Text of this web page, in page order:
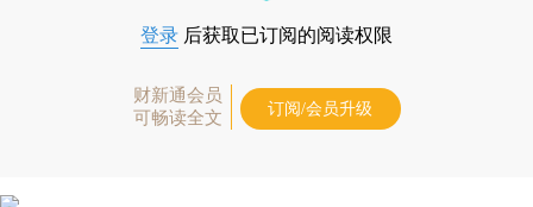
登录 后获取已订阅的阅读权限
财新通会员
可畅读全文
订阅/会员升级